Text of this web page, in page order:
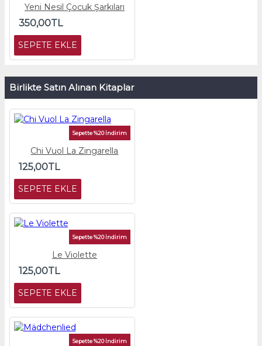
Yeni Nesil Çocuk Şarkıları
350,00TL
SEPETE EKLE
Birlikte Satın Alınan Kitaplar
Sepette %20 İndirim
Chi Vuol La Zingarella
125,00TL
SEPETE EKLE
Sepette %20 İndirim
Le Violette
125,00TL
SEPETE EKLE
Sepette %20 İndirim